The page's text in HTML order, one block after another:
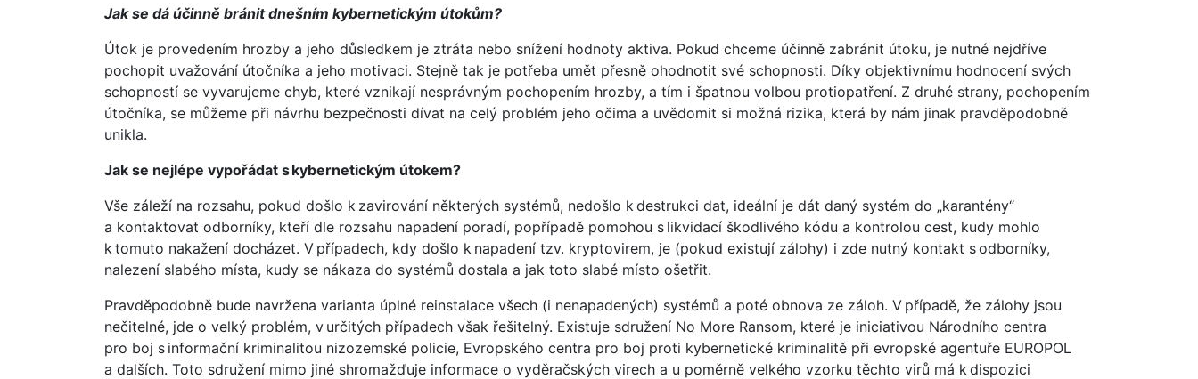
Jak se dá účinně bránit dnešním kybernetickým útokům?
Útok je provedením hrozby a jeho důsledkem je ztráta nebo snížení hodnoty aktiva. Pokud chceme účinně zabránit útoku, je nutné nejdříve
pochopit uvažování útočníka a jeho motivaci. Stejně tak je potřeba umět přesně ohodnotit své schopnosti. Díky objektivnímu hodnocení svých
schopností se vyvarujeme chyb, které vznikají nesprávným pochopením hrozby, a tím i špatnou volbou protiopatření. Z druhé strany, pochopením
útočníka, se můžeme při návrhu bezpečnosti dívat na celý problém jeho očima a uvědomit si možná rizika, která by nám jinak pravděpodobně
unikla.
Jak se nejlépe vypořádat s kybernetickým útokem?
Vše záleží na rozsahu, pokud došlo k zavirování některých systémů, nedošlo k destrukci dat, ideální je dát daný systém do „karantény“
a kontaktovat odborníky, kteří dle rozsahu napadení poradí, popřípadě pomohou s likvidací škodlivého kódu a kontrolou cest, kudy mohlo
k tomuto nakažení docházet. V případech, kdy došlo k napadení tzv. kryptovirem, je (pokud existují zálohy) i zde nutný kontakt s odborníky,
nalezení slabého místa, kudy se nákaza do systémů dostala a jak toto slabé místo ošetřit.
Pravděpodobně bude navržena varianta úplné reinstalace všech (i nenapadených) systémů a poté obnova ze záloh. V případě, že zálohy jsou
nečitelné, jde o velký problém, v určitých případech však řešitelný. Existuje sdružení No More Ransom, které je iniciativou Národního centra
pro boj s informační kriminalitou nizozemské policie, Evropského centra pro boj proti kybernetické kriminalitě při evropské agentuře EUROPOL
a dalších. Toto sdružení mimo jiné shromažďuje informace o vyděračských virech a u poměrně velkého vzorku těchto virů má k dispozici